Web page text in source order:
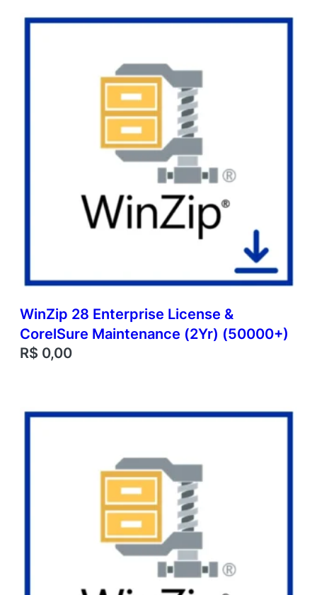
WinZip 28 Enterprise License &
CorelSure Maintenance (2Yr) (50000+)
R$ 0,00